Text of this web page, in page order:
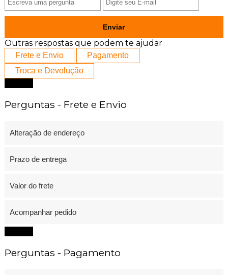
Enviar
Outras respostas que podem te ajudar
Frete e Envio
Pagamento
Troca e Devolução
Perguntas - Frete e Envio
Alteração de endereço
Prazo de entrega
Valor do frete
Acompanhar pedido
Perguntas - Pagamento